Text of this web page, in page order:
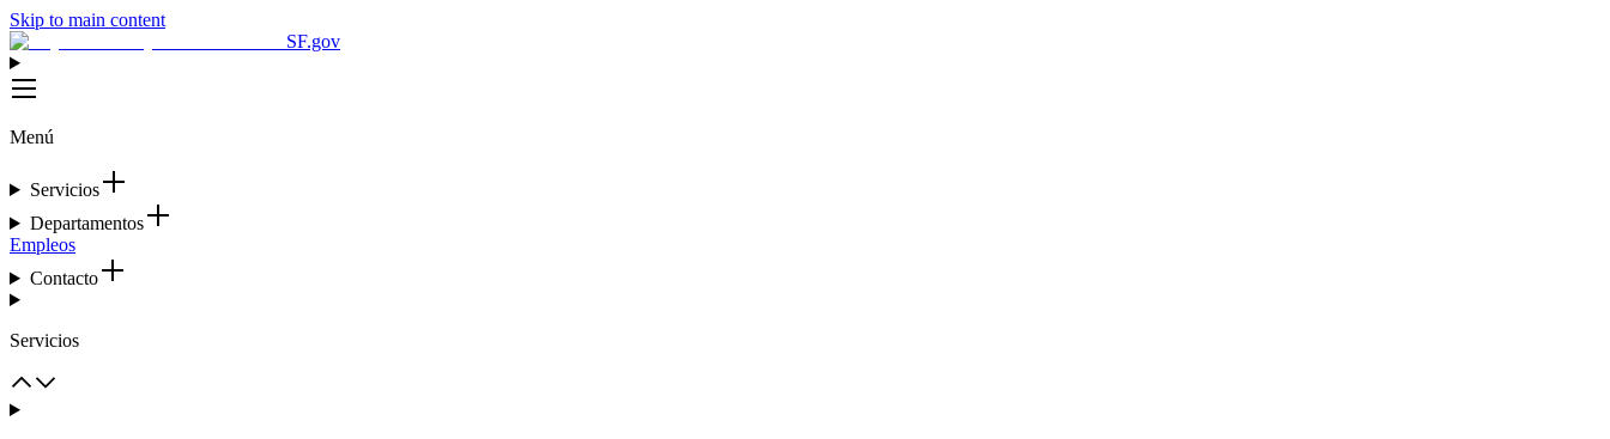
Skip to main content
SF.gov
Menú
Servicios
Departamentos
Empleos
Contacto
Servicios